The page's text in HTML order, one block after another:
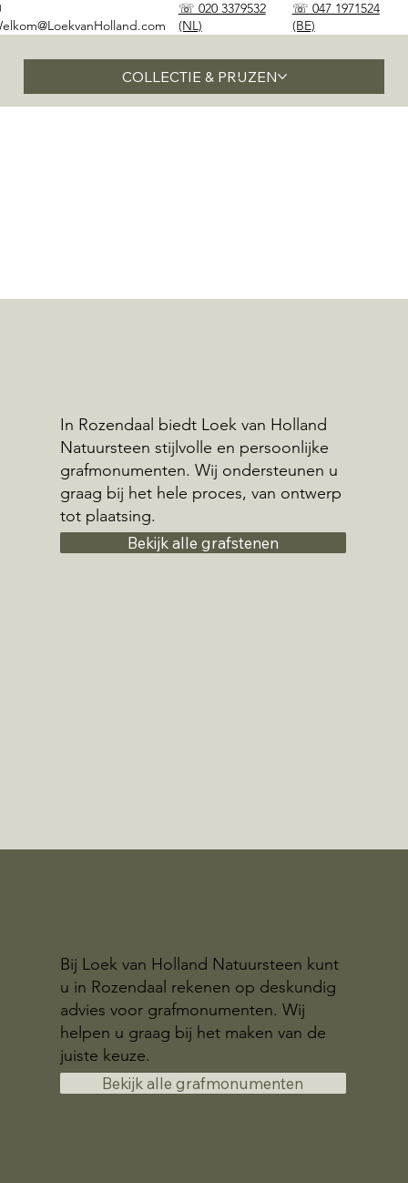
COLLECTIE & PRIJZEN
☏ 020 3379532
(NL)
☏ 047 1971524
(BE)
In Rozendaal biedt Loek van Holland
Natuursteen stijlvolle en persoonlijke
grafmonumenten. Wij ondersteunen u
graag bij het hele proces, van ontwerp
tot plaatsing.
Bekijk alle grafstenen
Bij Loek van Holland Natuursteen kunt
u in Rozendaal rekenen op deskundig
advies voor grafmonumenten. Wij
helpen u graag bij het maken van de
juiste keuze.
Bekijk alle grafmonumenten